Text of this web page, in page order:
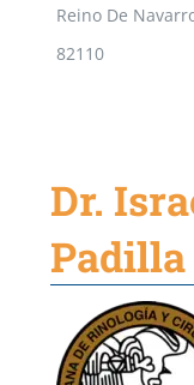
Reino De
82110
Dr.
Padilla